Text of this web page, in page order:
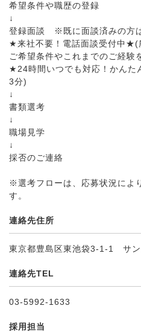
希望条件や職歴の登録
↓
登録面談 ※既に面談済みの方
★来社不要！電話面談受付中★(
ご希望条件やこれまでのご経験
★24時間いつでも対応！かんた
3分)
↓
書類選考
↓
職場見学
↓
採否のご連絡
※選考フローは、応募状況によ
す。
連絡先住所
東京都豊島区東池袋3-1-1 サ
連絡先TEL
03-5992-1633
採用担当